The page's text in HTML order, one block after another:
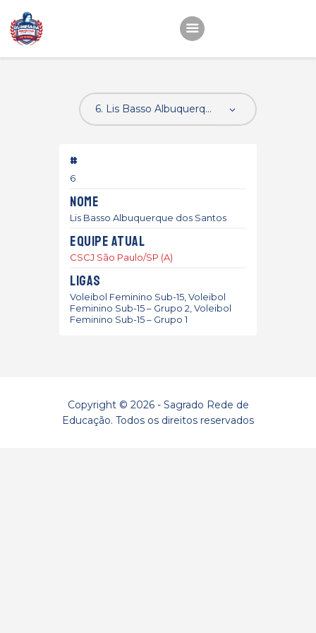
22ª OEMC
Atletas
Sagrado Rede de
Educação
#
6
Nome
Lis Basso Albuquerque dos Santos
Equipe atual
CSCJ São Paulo/SP (A)
Ligas
Voleibol Feminino Sub-15, Voleibol
Feminino Sub-15 – Grupo 2, Voleibol
Feminino Sub-15 – Grupo 1
Copyright © 2026 - Sagrado Rede de
Educação. Todos os direitos reservados